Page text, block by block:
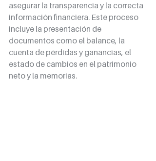
asegurar la transparencia y la correcta
información financiera. Este proceso
incluye la presentación de
documentos como el balance, la
cuenta de pérdidas y ganancias, el
estado de cambios en el patrimonio
neto y la memorias.